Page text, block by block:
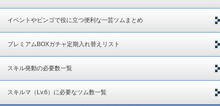
イベントやビンゴで役に立つ便利な一芸ツムまとめ
プレミアムBOXガチャ定期入れ替えリスト
スキル発動の必要数一覧
スキルマ（Lv.6）に必要なツム数一覧